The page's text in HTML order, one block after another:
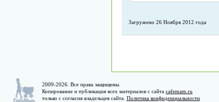
Загружено 26 Ноября 2012 года
2009-2026. Все права защищены.
Копирование и публикация всех материалов с сайта cafemam.ru
только с согласия владельцев сайта. Политика конфиденциальности